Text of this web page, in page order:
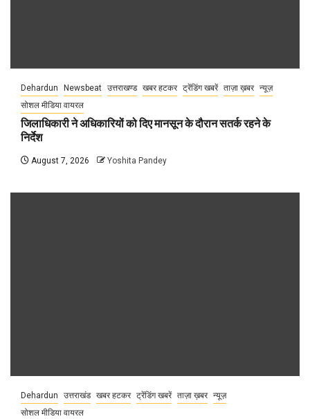
Dehardun Newsbeat उत्तराखण्ड खबर हटकर ट्रेंडिंग खबरें ताज़ा ख़बर न्यूज़
सोशल मीडिया वायरल
जिलाधिकारी ने अधिकारियों को दिए मानसून के दौरान सतर्क रहने के
निर्देश
August 7, 2026 Yoshita Pandey
Dehardun उत्तराखंड खबर हटकर ट्रेंडिंग खबरें ताज़ा ख़बर न्यूज़
सोशल मीडिया वायरल